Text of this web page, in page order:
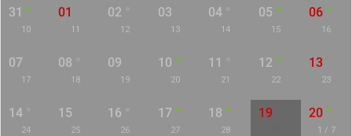
31
10
01
11
02
12
03
13
04
14
05
15
06
16
07
17
08
18
09
19
10
20
11
21
12
22
13
23
14
24
15
25
16
26
17
27
18
28
19 20
1 / 7